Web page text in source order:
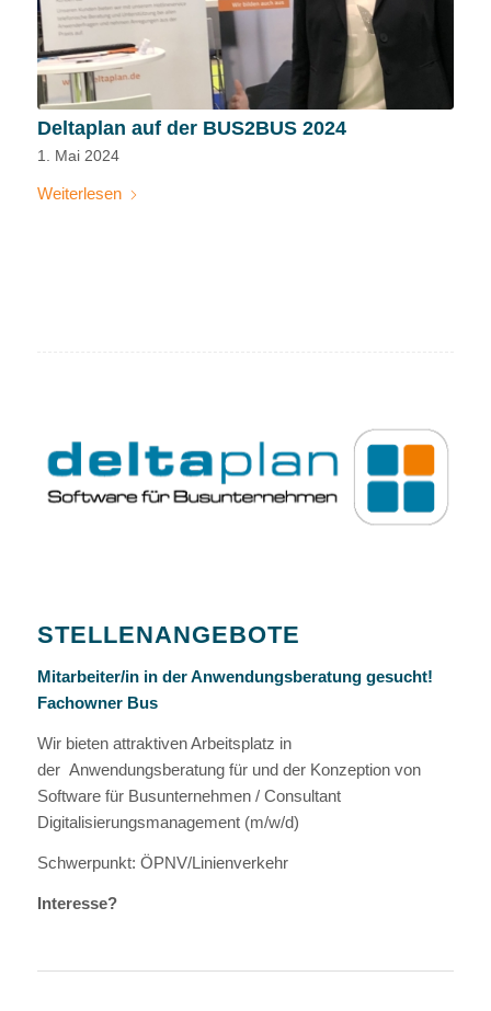
Deltaplan auf der BUS2BUS 2024
1. Mai 2024
Weiterlesen
STELLENANGEBOTE
Mitarbeiter/in in der Anwendungsberatung gesucht!
Fachowner Bus
Wir bieten attraktiven Arbeitsplatz in
der Anwendungsberatung für und der Konzeption von
Software für Busunternehmen / Consultant
Digitalisierungsmanagement (m/w/d)
Schwerpunkt: ÖPNV/Linienverkehr
Interesse?